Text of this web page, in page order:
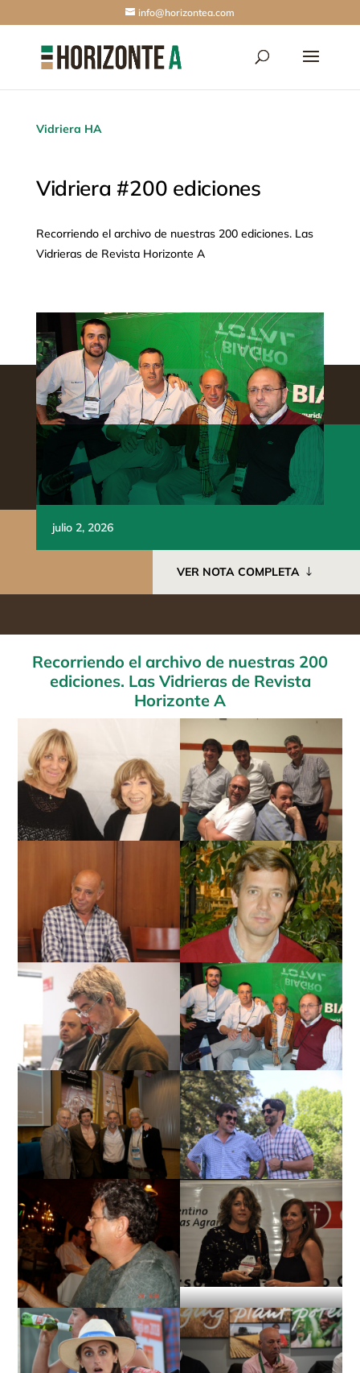
info@horizontea.com
Vidriera HA
Vidriera #200 ediciones
Recorriendo el archivo de nuestras 200 ediciones. Las
Vidrieras de Revista Horizonte A
julio 2, 2026
VER NOTA COMPLETA
Recorriendo el archivo de nuestras 200
ediciones. Las Vidrieras de Revista
Horizonte A